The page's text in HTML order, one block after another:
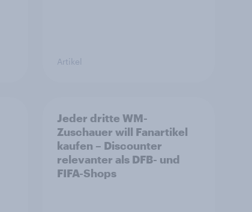
Artikel
Jeder dritte WM-
Zuschauer will Fanartikel
kaufen – Discounter
relevanter als DFB- und
FIFA-Shops